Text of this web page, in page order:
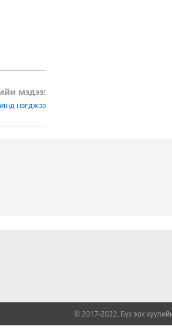
мэдээ:
нэгджээ
© 2017-2022. Бүх эрх